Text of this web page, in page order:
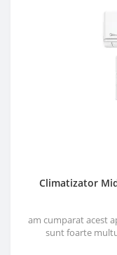
Climatizator
am cumparat acest
sunt foarte